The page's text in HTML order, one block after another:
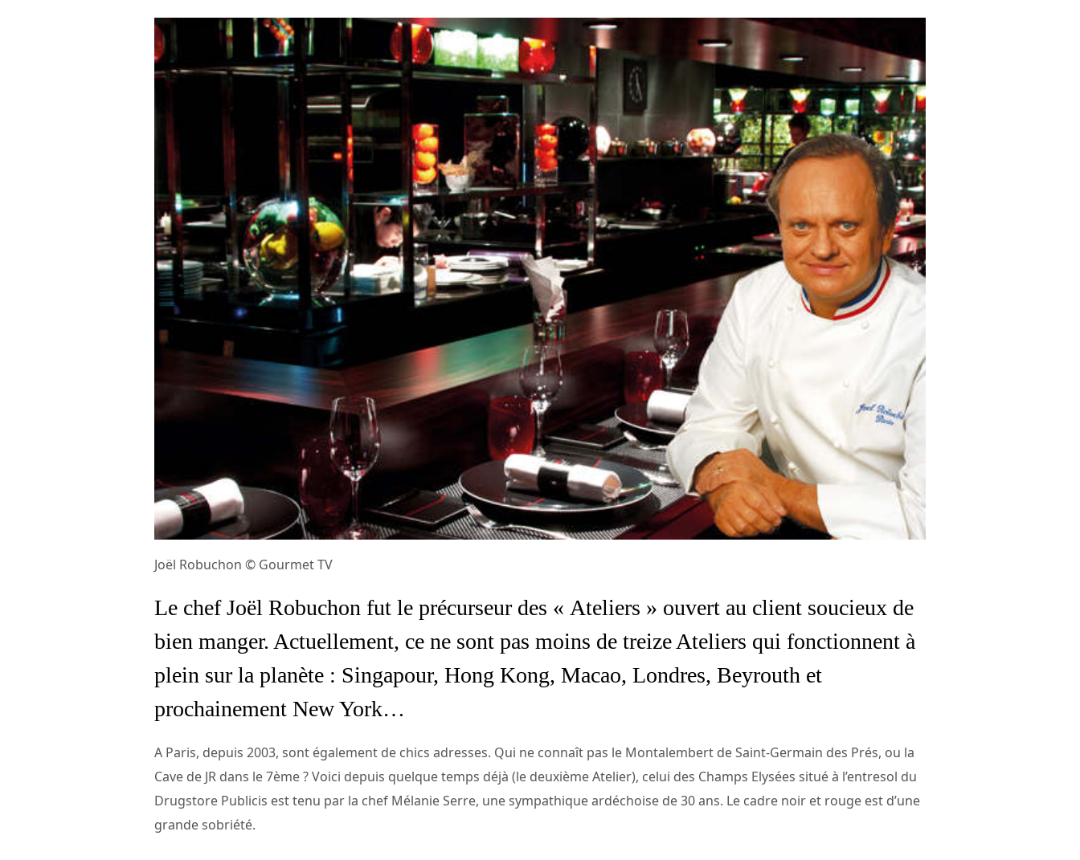
Joël Robuchon © Gourmet TV
Le chef Joël Robuchon fut le précurseur des « Ateliers » ouvert au client soucieux de
bien manger. Actuellement, ce ne sont pas moins de treize Ateliers qui fonctionnent à
plein sur la planète : Singapour, Hong Kong, Macao, Londres, Beyrouth et
prochainement New York…
A Paris, depuis 2003, sont également de chics adresses. Qui ne connaît pas le Montalembert de Saint-Germain des Prés, ou la
Cave de JR dans le 7ème ? Voici depuis quelque temps déjà (le deuxième Atelier), celui des Champs Elysées situé à l’entresol du
Drugstore Publicis est tenu par la chef Mélanie Serre, une sympathique ardéchoise de 30 ans. Le cadre noir et rouge est d’une
grande sobriété.